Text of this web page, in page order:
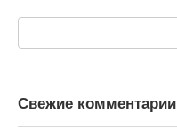
Свежие комментарии